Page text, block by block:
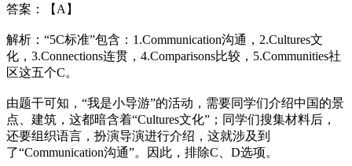
答案：【A】
解析：“5C标准”包含：1.Communication沟通，2.Cultures文
化，3.Connections连贯，4.Comparisons比较，5.Communities社
区这五个C。
由题干可知，“我是小导游”的活动，需要同学们介绍中国的景
点、建筑，这都暗含着“Cultures文化”；同学们搜集材料后，
还要组织语言，扮演导演进行介绍，这就涉及到
了“Communication沟通”。因此，排除C、D选项。